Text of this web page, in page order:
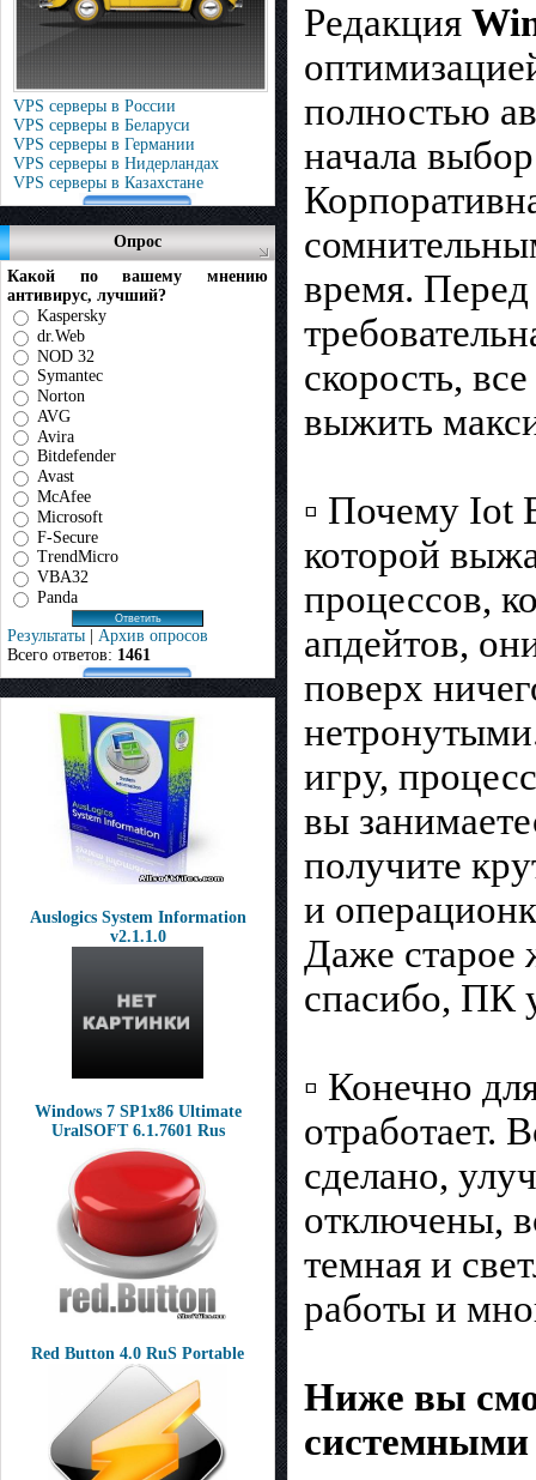
VPS серверы в России
VPS серверы в Беларуси
VPS серверы в Германии
VPS серверы в Нидерландах
VPS серверы в Казахстане
Опрос
Какой по вашему мнению
антивирус, лучший?
Kaspersky
dr.Web
NOD 32
Symantec
Norton
AVG
Avira
Bitdefender
Avast
McAfee
Microsoft
F-Secure
TrendMicro
VBA32
Panda
Результаты | Архив опросов
Всего ответов: 1461
Auslogics System Information
v2.1.1.0
Windows 7 SP1х86 Ultimate
UralSOFT 6.1.7601 Rus
Red Button 4.0 RuS Portable
Редакция
полностью
начала
время. Перед
скорость,
выжить
▫️ Почему Iot
которой
процессов,
апдейтов,
поверх
игру,
вы
получите
и
Даже старое
спасибо, ПК
▫️ Конечно
отработает.
сделано,
отключены,
темная и
работы и
Ниже вы
системными